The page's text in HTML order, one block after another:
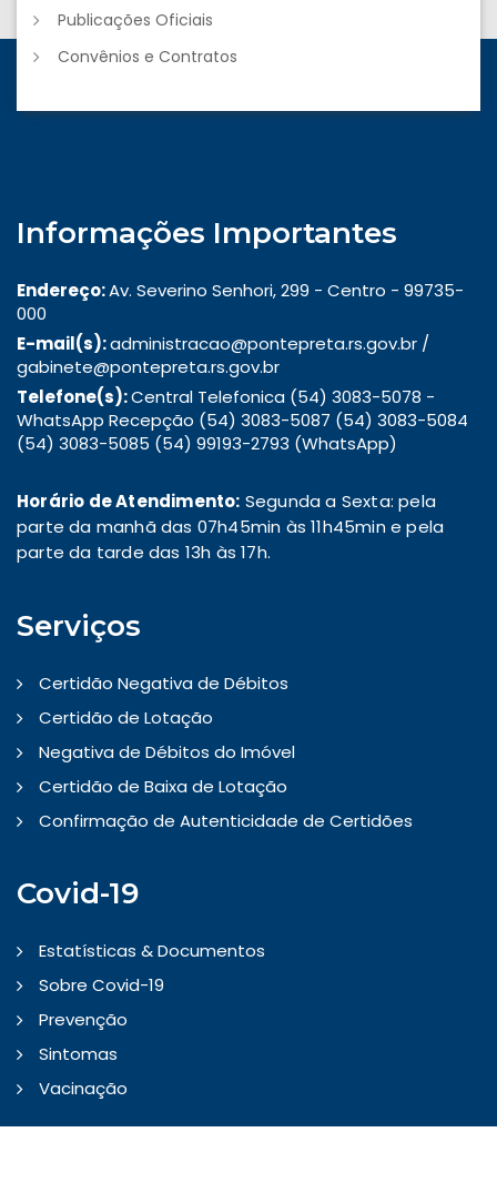
Publicações Oficiais
Convênios e Contratos
Informações Importantes
Endereço:Av. Severino Senhori, 299 - Centro - 99735-
000
E-mail(s):administracao@pontepreta.rs.gov.br /
gabinete@pontepreta.rs.gov.br
Telefone(s):Central Telefonica (54) 3083-5078 -
WhatsApp Recepção (54) 3083-5087 (54) 3083-5084
(54) 3083-5085 (54) 99193-2793 (WhatsApp)
Horário de Atendimento: Segunda a Sexta: pela
parte da manhã das 07h45min às 11h45min e pela
parte da tarde das 13h às 17h.
Serviços
Certidão Negativa de Débitos
Certidão de Lotação
Negativa de Débitos do Imóvel
Certidão de Baixa de Lotação
Confirmação de Autenticidade de Certidões
Covid-19
Estatísticas & Documentos
Sobre Covid-19
Prevenção
Sintomas
Vacinação